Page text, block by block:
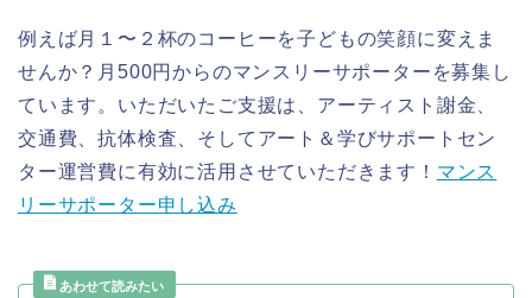
例えば月１〜２杯のコーヒーを子どもの笑顔に変えま
せんか？月500円からのマンスリーサポーターを募集し
ています。いただいたご支援は、アーティスト謝金、
交通費、抗体検査、そしてアート＆学びサポートセン
ター運営費に有効に活用させていただきます！ マンス
リーサポーター申し込み